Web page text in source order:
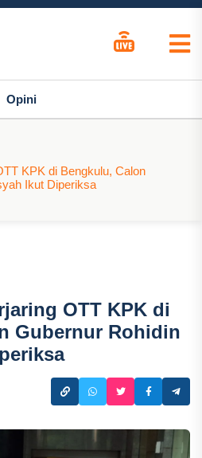
Opini
KPK di Bengkulu, Calon
Ikut Diperiksa
OTT KPK di
Gubernur Rohidin